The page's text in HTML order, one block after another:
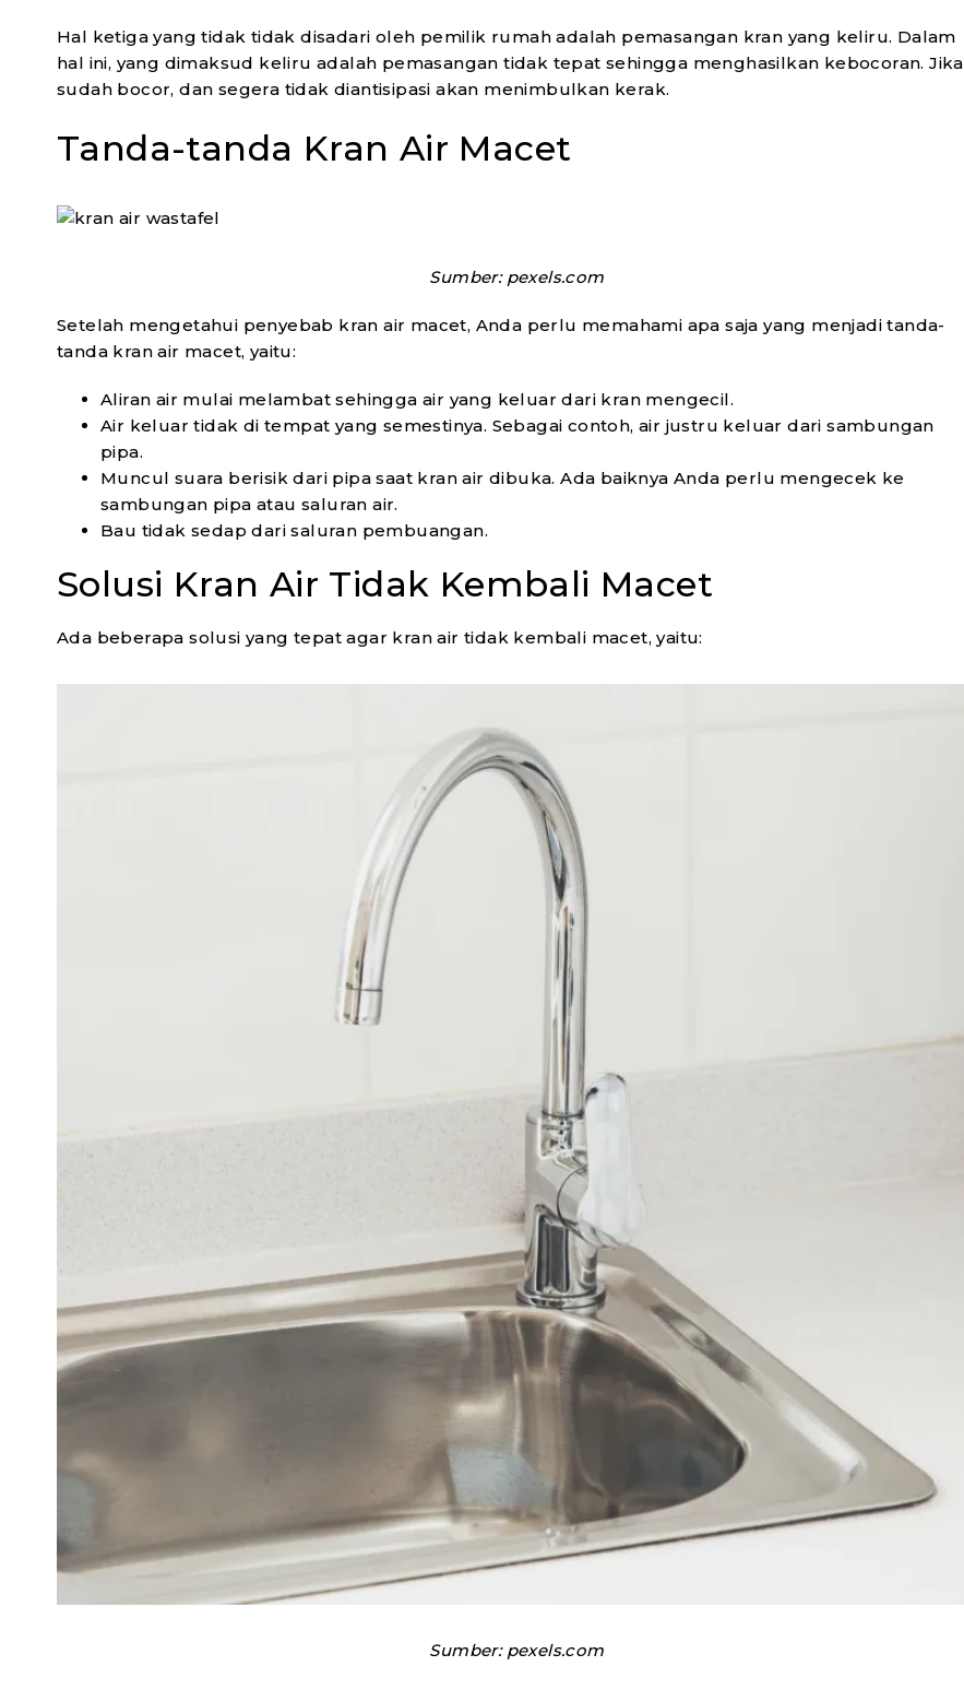
Hal ketiga yang tidak tidak disadari oleh pemilik rumah adalah pemasangan kran yang keliru. Dalam
hal ini, yang dimaksud keliru adalah pemasangan tidak tepat sehingga menghasilkan kebocoran. Jika
sudah bocor, dan segera tidak diantisipasi akan menimbulkan kerak.
Tanda-tanda Kran Air Macet
Sumber: pexels.com
Setelah mengetahui penyebab kran air macet, Anda perlu memahami apa saja yang menjadi tanda-
tanda kran air macet, yaitu:
Aliran air mulai melambat sehingga air yang keluar dari kran mengecil.
Air keluar tidak di tempat yang semestinya. Sebagai contoh, air justru keluar dari sambungan
pipa.
Muncul suara berisik dari pipa saat kran air dibuka. Ada baiknya Anda perlu mengecek ke
sambungan pipa atau saluran air.
Bau tidak sedap dari saluran pembuangan.
Solusi Kran Air Tidak Kembali Macet
Ada beberapa solusi yang tepat agar kran air tidak kembali macet, yaitu:
Sumber: pexels.com